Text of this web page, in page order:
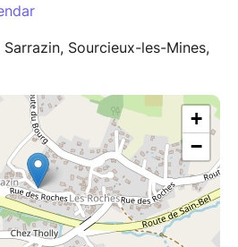
Sarrazin, Sourcieux-les-Mines,
+
−